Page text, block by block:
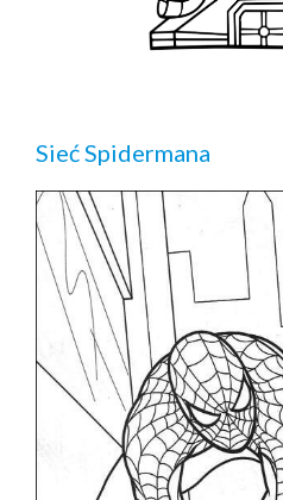
Sieć Spidermana